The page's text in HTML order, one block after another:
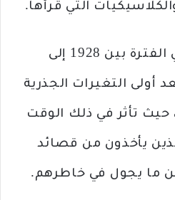
التي ‏قرأها.‏
ثم الشعر السريالي في الفترة بين 1928 إلى
تعد أولى التغيرات الجذرية
تأثر في ذلك الوقت
يأخذون من قصائد
عن ما يجول ‏في خاطرهم.‏